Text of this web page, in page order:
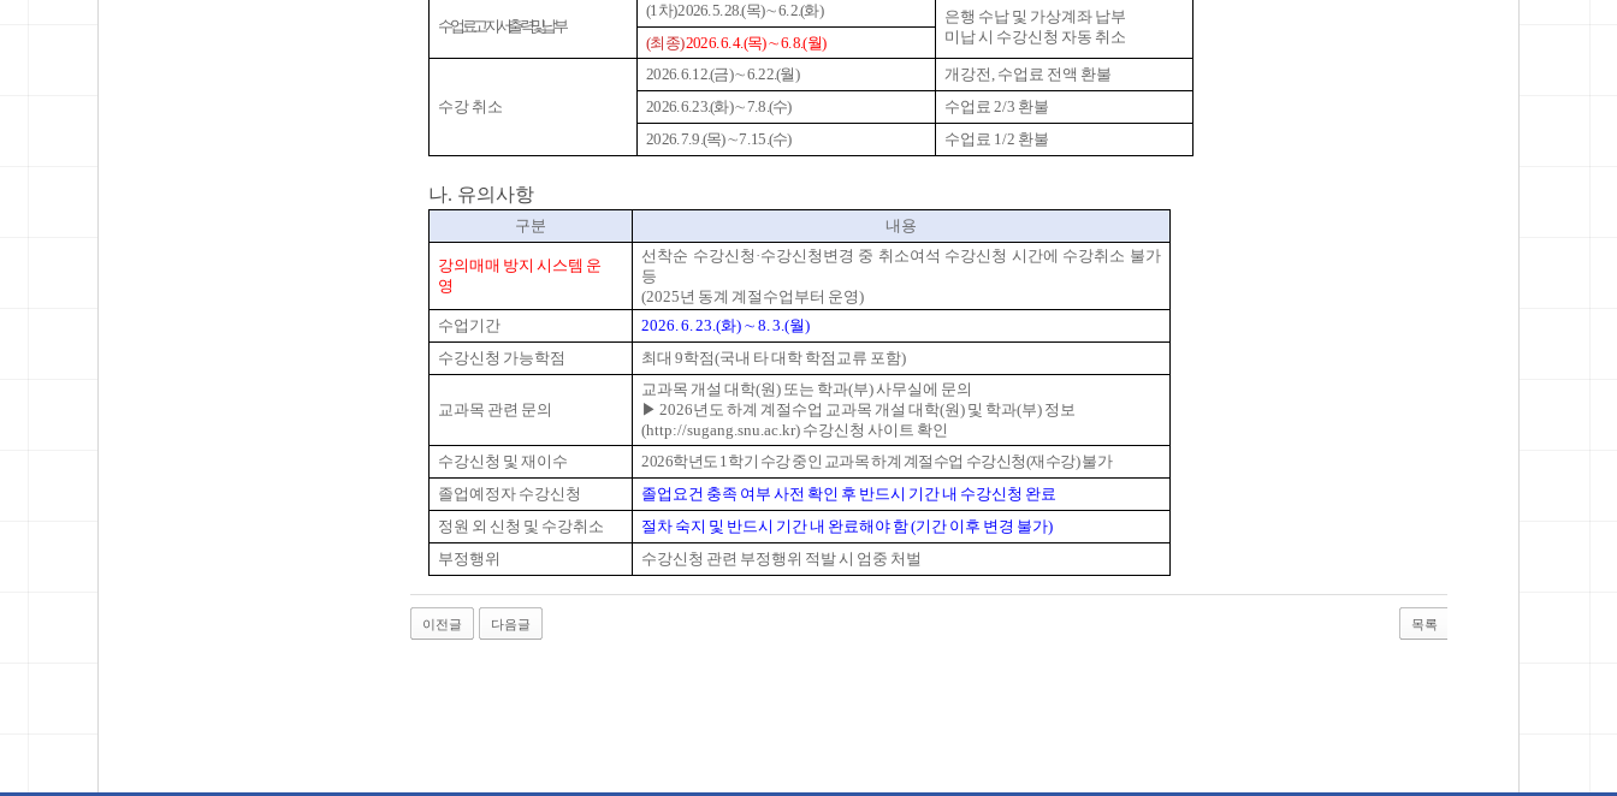
수업료 고지서 출력 및 납부
(1차) 2026. 5. 28.(목) ∼ 6. 2.(화)
은행 수납 및 가상계좌 납부
미납 시 수강신청 자동 취소
(최종)2026. 6. 4.(목) ∼ 6. 8.(월)
수강 취소
2026. 6. 12.(금) ∼ 6. 22.(월)
개강전, 수업료 전액 환불
2026. 6. 23.(화) ∼ 7. 8.(수)
수업료 2/3 환불
2026. 7. 9.(목) ∼ 7. 15.(수)
수업료 1/2 환불
나. 유의사항
구분 내용
강의매매 방지 시스템 운
영
선착순 수강신청·수강신청변경 중 취소여석 수강신청 시간에 수강취소 불가
등
(2025년 동계 계절수업부터 운영)
수업기간
2026.6. 23.(화) ∼ 8. 3.(월)
수강신청 가능학점
최대 9학점(국내 타 대학 학점교류 포함)
교과목 관련 문의
교과목 개설 대학(원) 또는 학과(부) 사무실에 문의
▶ 2026년도 하계 계절수업 교과목 개설 대학(원) 및 학과(부) 정보
(http://sugang.snu.ac.kr) 수강신청 사이트 확인
수강신청 및 재이수
2026학년도 1학기 수강 중인 교과목 하계 계절수업 수강신청(재수강) 불가
졸업예정자 수강신청
졸업요건 충족 여부 사전 확인 후 반드시 기간 내 수강신청 완료
정원 외 신청 및 수강취소
절차 숙지 및 반드시 기간 내 완료해야 함 (기간 이후 변경 불가)
부정행위
수강신청 관련 부정행위 적발 시 엄중 처벌
이전글 다음글 목록